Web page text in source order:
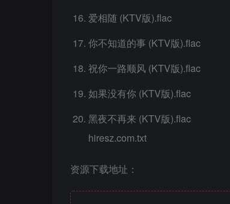
爱相随 (KTV版).flac
你不知道的事 (KTV版).flac
祝你一路顺风 (KTV版).flac
如果没有你 (KTV版).flac
黑夜不再来 (KTV版).flac
hiresz.com.txt
资源下载地址：